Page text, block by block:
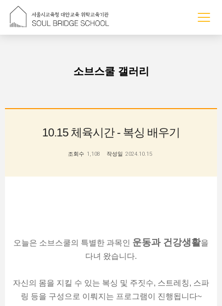
소브스쿨 갤러리
10.15 체육시간 - 복싱 배우기
조회수
조회수 1,108 작성일 2024.10.15
오늘은 소브스쿨의 특별한 과목인 운동과 건강생활을
다녀 왔습니다.
자신의 몸을 지킬 수 있는 복싱 및 주짓수, 스트레칭, 스파
링 등을 구성으로 이뤄지는 프로그램이 진행됩니다~